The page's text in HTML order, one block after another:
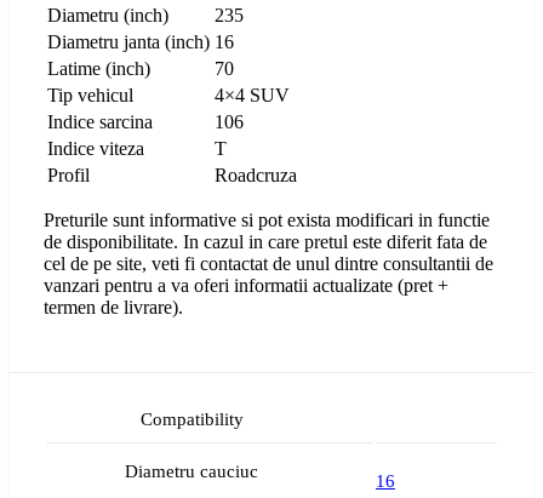
Diametru (inch)
235
Diametru janta (inch) 16
Latime (inch)
70
Tip vehicul
4×4 SUV
Indice sarcina
106
Indice viteza
T
Profil
Roadcruza
Preturile sunt informative si pot exista modificari in functie
de disponibilitate. In cazul in care pretul este diferit fata de
cel de pe site, veti fi contactat de unul dintre consultantii de
vanzari pentru a va oferi informatii actualizate (pret +
termen de livrare).
Compatibility
Diametru cauciuc 16